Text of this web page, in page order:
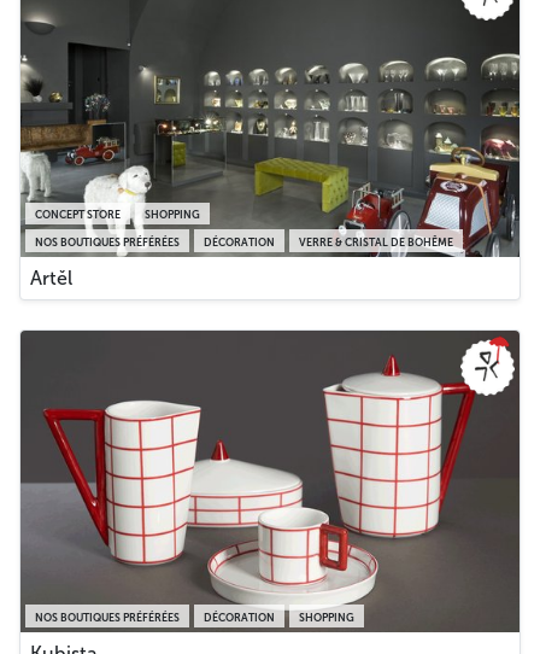
NOS BOUTIQUES PRÉFÉRÉES DÉCORATION VERRE & CRISTAL DE BOHÊME
CONCEPT STORE SHOPPING
Artěl
NOS BOUTIQUES PRÉFÉRÉES DÉCORATION SHOPPING